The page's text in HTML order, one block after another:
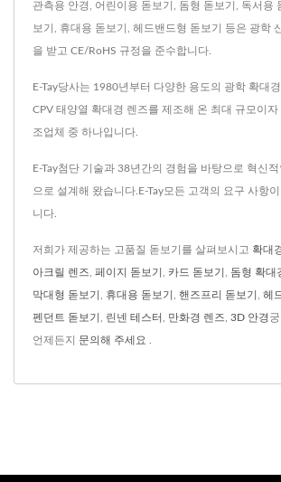
관측용 안경, 어린이용 돋보기, 돔형 돋보기, 독서용
보기, 휴대용 돋보기, 헤드밴드형 돋보기 등은 광학
을 받고 CE/RoHS 규정을 준수합니다.
E-Tay당사는 1980년부터 다양한 용도의 광학 확대
CPV 태양열 확대경 렌즈를 제조해 온 최대 규모이자
조업체 중 하나입니다.
E-Tay첨단 기술과 38년간의 경험을 바탕으로 혁신
으로 설계해 왔습니다.E-Tay모든 고객의 요구 사항
니다.
저희가 제공하는 고품질 돋보기를 살펴보시고 확대
아크릴 렌즈 페이지 돋보기 카드 돋보기 돔형 확대
막대형 돋보기 휴대용 돋보기 핸즈프리 돋보기 헤
펜던트 돋보기 린넨 테스터 만화경 렌즈 3D 안경
언제든지 문의해 주세요